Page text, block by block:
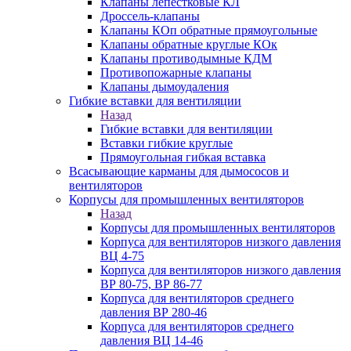
Дроссель-клапаны
Клапаны КОп обратные прямоугольные
Клапаны обратные круглые КОк
Клапаны противодымные КДМ
Противопожарные клапаны
Клапаны дымоудаления
Гибкие вставки для вентиляции
Назад
Гибкие вставки для вентиляции
Вставки гибкие круглые
Прямоугольная гибкая вставка
Всасывающие карманы для дымососов и
вентиляторов
Корпусы для промышленных вентиляторов
Назад
Корпусы для промышленных вентиляторов
Корпуса для вентиляторов низкого давления
ВЦ 4-75
Корпуса для вентиляторов низкого давления
ВР 80-75, ВР 86-77
Корпуса для вентиляторов среднего
давления ВР 280-46
Корпуса для вентиляторов среднего
давления ВЦ 14-46